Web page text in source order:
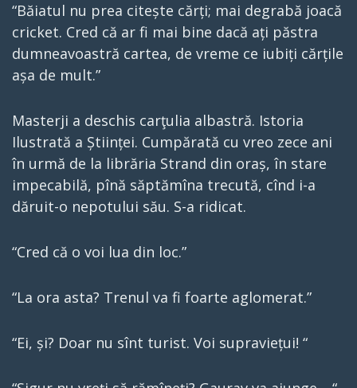
“Băiatul nu prea citește cărți; mai degrabă joacă
cricket. Cred că ar fi mai bine dacă ați păstra
dumneavoastră cartea, de vreme ce iubiți cărțile
așa de mult.”
Masterji a deschis carţulia albastră. Istoria
Ilustrată a Științei. Cumpărată cu vreo zece ani
în urmă de la librăria Strand din oraș, în stare
impecabilă, pînă săptămîna trecută, cînd i-a
dăruit-o nepotului său. S-a ridicat.
“Cred că o voi lua din loc.”
“La ora asta? Trenul va fi foarte aglomerat.”
“Ei, și? Doar nu sînt turist. Voi supraviețui! “